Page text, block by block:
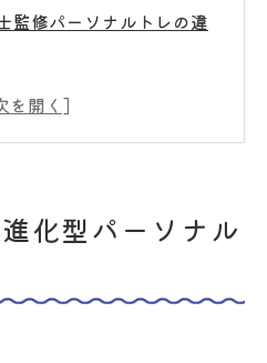
監修パーソナルトレの違
体バランス改善のポイン
の可視化と効果的な施術
化型パーソナル